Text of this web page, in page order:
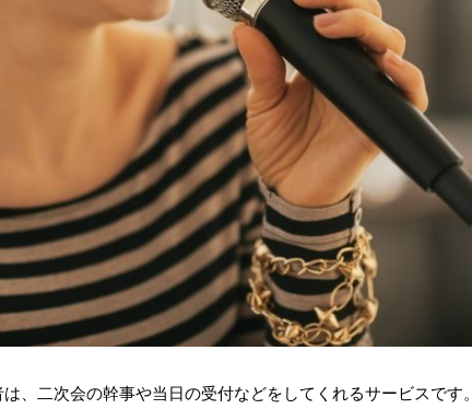
、二次会の幹事や当日の受付などをしてくれるサービスです。